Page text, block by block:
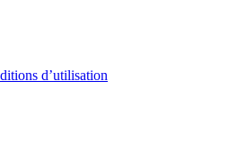
d’utilisation